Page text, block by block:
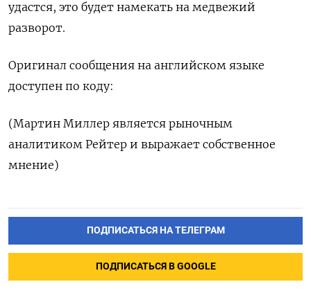
удастся, это будет ‌намекать на медвежий
разворот.
Оригинал сообщения ‌на английском языке
доступен по коду:
(Мартин ​Миллер является рыночным
аналитиком Рейтер ‌и выражает собственное
мнение)
ПОДПИСАТЬСЯ НА ТЕЛЕГРАМ
ПОДПИСАТЬСЯ В GOOGLE